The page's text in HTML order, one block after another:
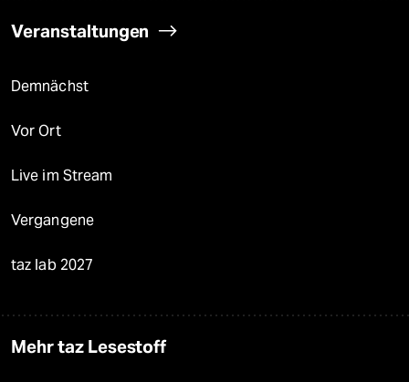
Veranstaltungen
Demnächst
Vor Ort
Live im Stream
Vergangene
taz lab 2027
Mehr taz Lesestoff